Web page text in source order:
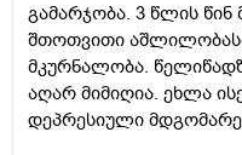
გამარჯობა. 3 წლის წინ
შთოთვითი
მკურნალობა.
აღარ მიმიღია. ეხლა
დეპრესიული